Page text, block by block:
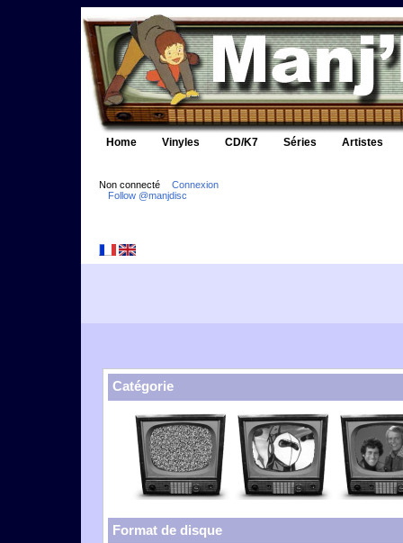
Home Vinyles CD/K7 Séries Artistes
Non connecté
Connexion
Follow @manjdisc
Catégorie
Format de disque